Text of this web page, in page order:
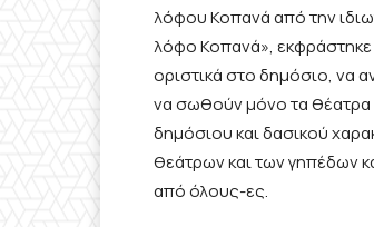
λόφου Κοπανά από την
λόφο Κοπανά», εκφράστηκε
οριστικά στο δημόσιο, να
να σωθούν μόνο τα θέατρα
δημόσιου και δασικού
θεάτρων και των γηπέδων
από όλους-ες.